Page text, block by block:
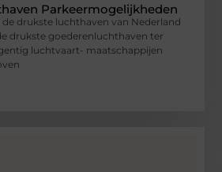
Parkeermogelijkheden
de drukste luchthaven van Nederland
drukste goederenluchthaven ter
luchtvaart- maatschappijen